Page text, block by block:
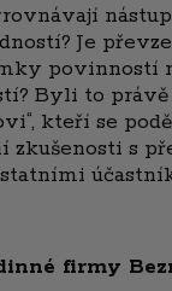
Je
povinností
Byli to právě
kteří se
zkušenosti s
firmy